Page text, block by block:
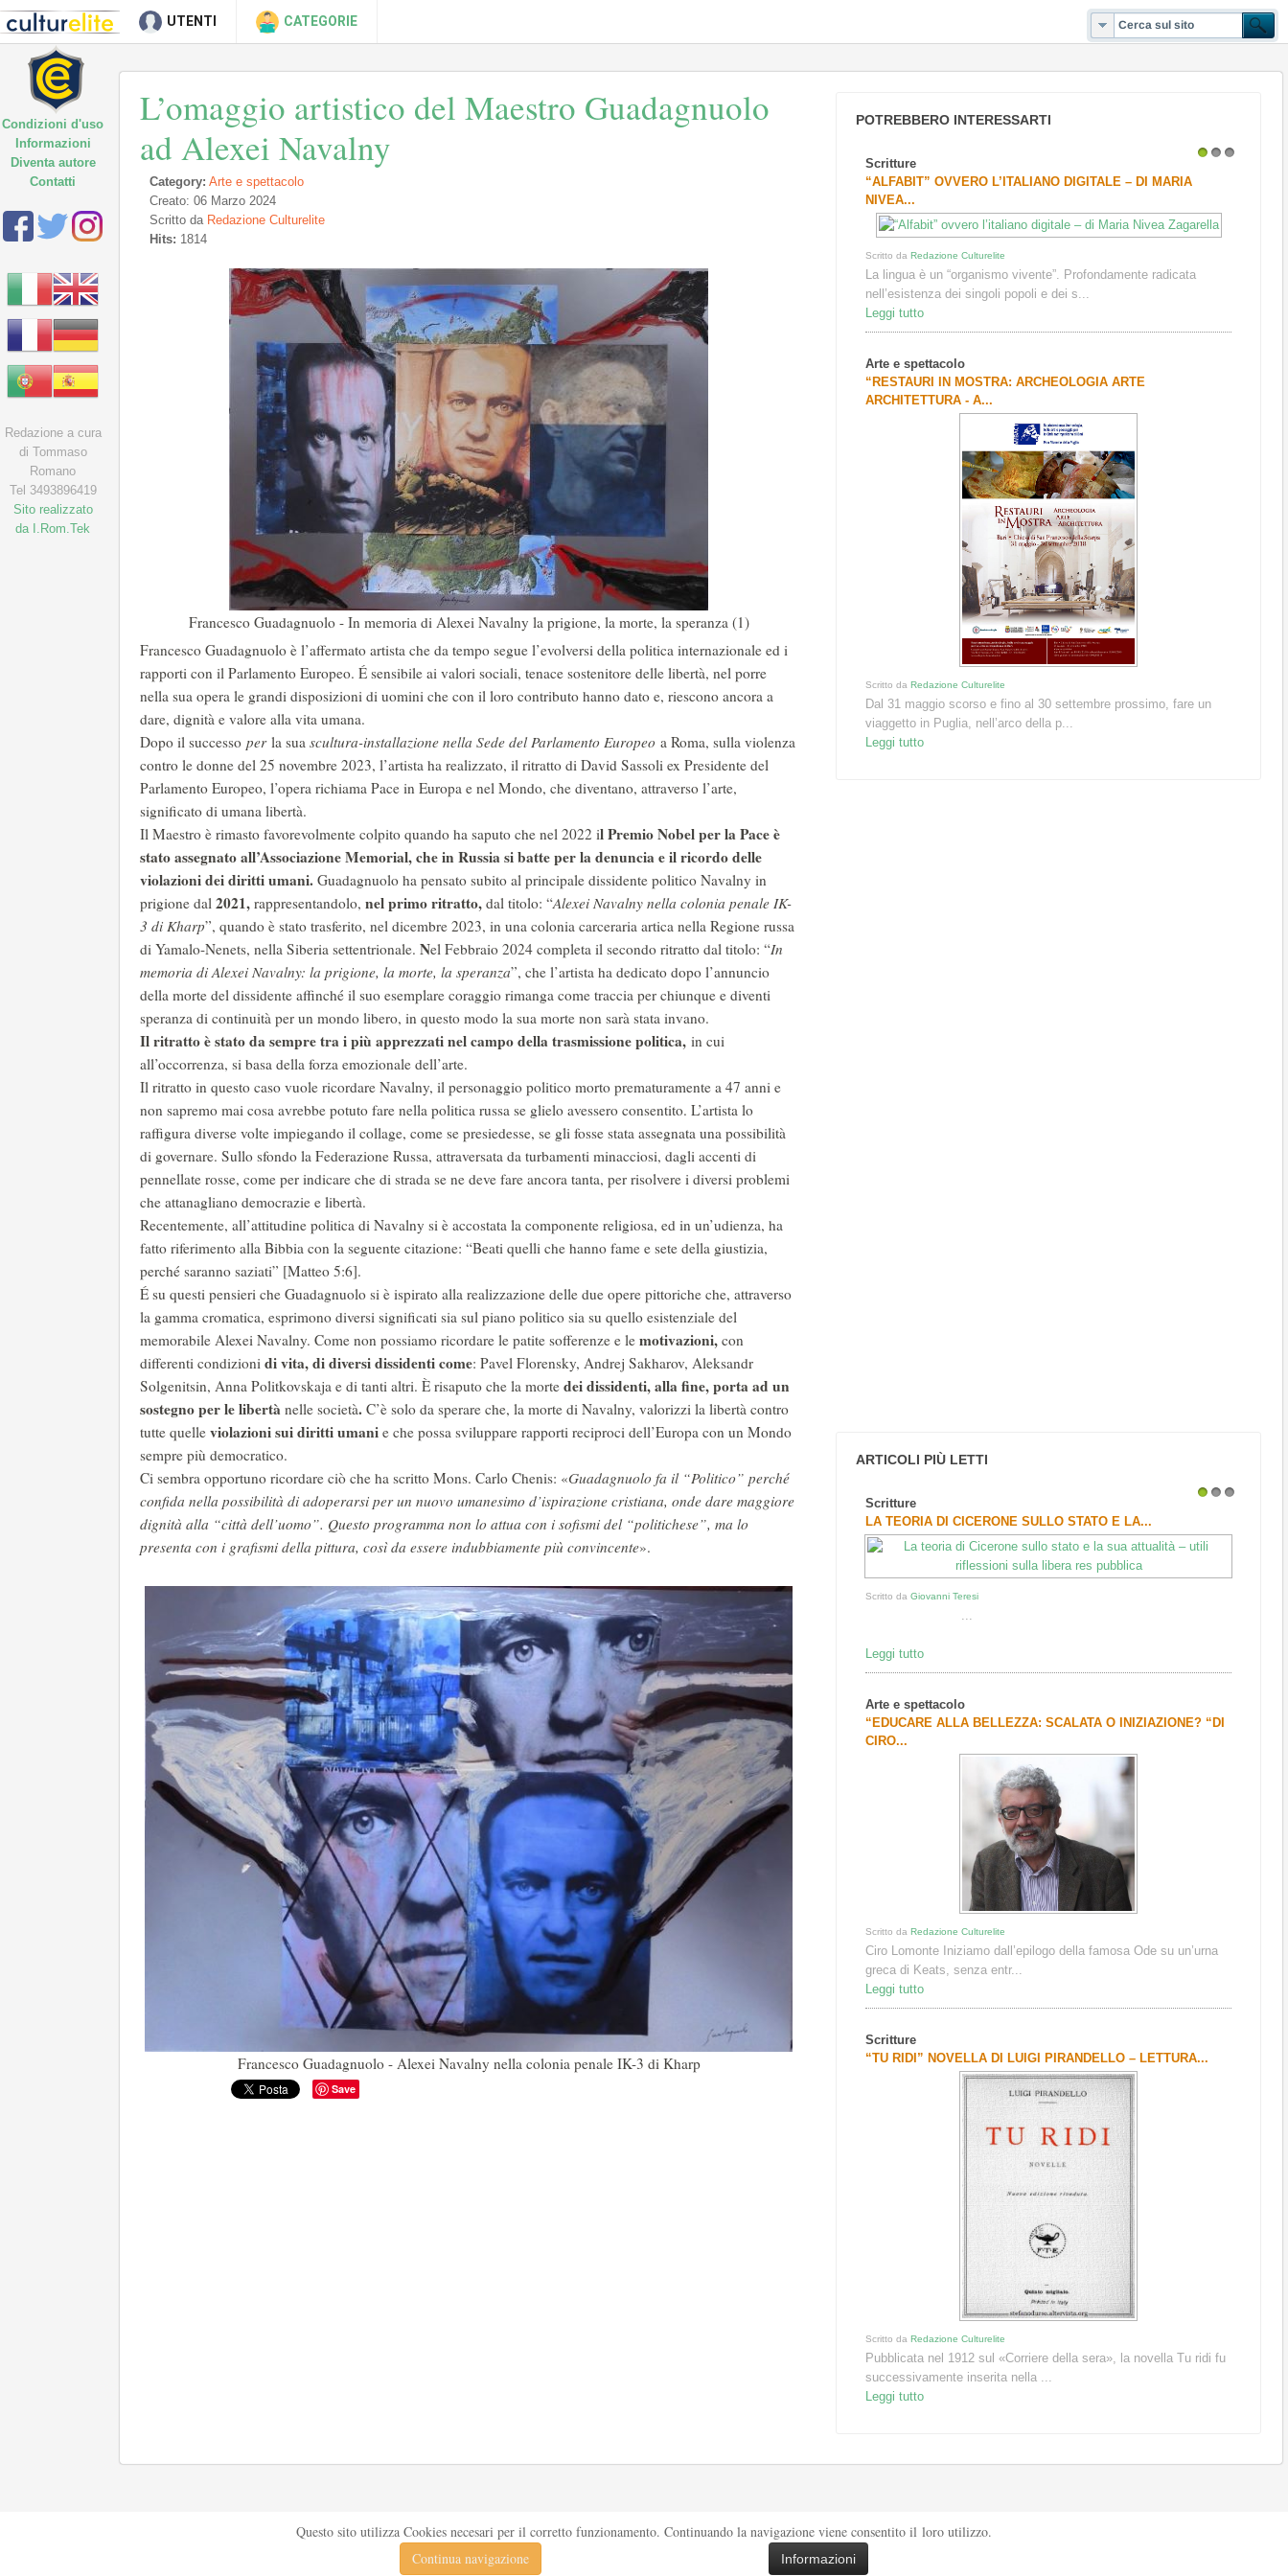
UTENTI CATEGORIE
L’omaggio artistico del Maestro Guadagnuolo
ad Alexei Navalny
Category: Arte e spettacolo
Creato: 06 Marzo 2024
Scritto da Redazione Culturelite
Hits: 1814
Francesco Guadagnuolo - In memoria di Alexei Navalny la prigione, la morte, la speranza (1)
Francesco Guadagnuolo è l’affermato artista che da tempo segue l’evolversi della politica internazionale ed i
rapporti con il Parlamento Europeo. É sensibile ai valori sociali, tenace sostenitore delle libertà, nel porre
nella sua opera le grandi disposizioni di uomini che con il loro contributo hanno dato e, riescono ancora a
dare, dignità e valore alla vita umana.
Dopo il successo perla sua scultura-installazione nella Sede del Parlamento Europeo a Roma, sulla violenza
contro le donne del 25 novembre 2023, l’artista ha realizzato, il ritratto di David Sassoli ex Presidente del
Parlamento Europeo, l’opera richiama Pace in Europa e nel Mondo, che diventano, attraverso l’arte,
significato di umana libertà.
Il Maestro è rimasto favorevolmente colpito quando ha saputo che nel 2022 il Premio Nobel per la Pace è
stato assegnato all’Associazione Memorial, che in Russia si batte per la denuncia e il ricordo delle
violazioni dei diritti umani. Guadagnuolo ha pensato subito al principale dissidente politico Navalny in
prigione dal 2021, rappresentandolo, nel primo ritratto, dal titolo: “Alexei Navalny nella colonia penale IK-
3 di Kharp”, quando è stato trasferito, nel dicembre 2023, in una colonia carceraria artica nella Regione russa
di Yamalo-Nenets, nella Siberia settentrionale. Nel Febbraio 2024 completa il secondo ritratto dal titolo: “In
memoria diAlexei Navalny: la prigione, la morte, la speranza”, che l’artista ha dedicato dopo l’annuncio
della morte del dissidente affinché il suo esemplare coraggio rimanga come traccia per chiunque e diventi
speranza di continuità per un mondo libero, in questo modo la sua morte non sarà stata invano.
Il ritratto è stato da sempre tra i più apprezzati nel campo della trasmissione politica, in cui
all’occorrenza, si basa della forza emozionale dell’arte.
Il ritratto in questo caso vuole ricordare Navalny, il personaggio politico morto prematuramente a 47 anni e
non sapremo mai cosa avrebbe potuto fare nella politica russa se glielo avessero consentito. L’artista lo
raffigura diverse volte impiegando il collage, come se presiedesse, se gli fosse stata assegnata una possibilità
di governare. Sullo sfondo la Federazione Russa, attraversata da turbamenti minacciosi, dagli accenti di
pennellate rosse, come per indicare che di strada se ne deve fare ancora tanta, per risolvere i diversi problemi
che attanagliano democrazie e libertà.
Recentemente, all’attitudine politica di Navalny si è accostata la componente religiosa, ed in un’udienza, ha
fatto riferimento alla Bibbia con la seguente citazione: “Beati quelli che hanno fame e sete della giustizia,
perché saranno saziati” [Matteo 5:6].
É su questi pensieri che Guadagnuolo si è ispirato alla realizzazione delle due opere pittoriche che, attraverso
la gamma cromatica, esprimono diversi significati sia sul piano politico sia su quello esistenziale del
memorabile Alexei Navalny. Come non possiamo ricordare le patite sofferenze e le motivazioni, con
differenti condizioni di vita, di diversi dissidenti come: Pavel Florensky, Andrej Sakharov, Aleksandr
Solgenitsin, Anna Politkovskaja e di tanti altri. È risaputo che la morte dei dissidenti, alla fine, porta ad un
sostegno per le libertà nelle società. C’è solo da sperare che, la morte di Navalny, valorizzi la libertà contro
tutte quelle violazioni sui diritti umani e che possa sviluppare rapporti reciproci dell’Europa con un Mondo
sempre più democratico.
Ci sembra opportuno ricordare ciò che ha scritto Mons. Carlo Chenis: «Guadagnuolo fa il “Politico” perché
confida nella possibilità di adoperarsi per un nuovo umanesimo d’ispirazione cristiana, onde dare maggiore
dignità alla “città dell’uomo”. Questo programma non lo attua con i sofismi del “politichese”, ma lo
presenta con i grafismi della pittura, così da essere indubbiamente più convincente».
Francesco Guadagnuolo - Alexei Navalny nella colonia penale IK-3 di Kharp
Save
POTREBBERO INTERESSARTI
Scritture
“ALFABIT” OVVERO L’ITALIANO DIGITALE – DI MARIA
NIVEA...
Scritto daRedazione Culturelite
La lingua è un “organismo vivente”. Profondamente radicata
nell’esistenza dei singoli popoli e dei s...
Leggi tutto
Arte e spettacolo
“RESTAURI IN MOSTRA: ARCHEOLOGIA ARTE
ARCHITETTURA - A...
Scritto da Redazione Culturelite
Dal 31 maggio scorso e fino al 30 settembre prossimo, fare un
viaggetto in Puglia, nell’arco della p...
Leggi tutto
ARTICOLI PIÙ LETTI
Scritture
LA TEORIA DI CICERONE SULLO STATO E LA...
Scritto daGiovanni Teresi
...
Leggi tutto
Arte e spettacolo
“EDUCARE ALLA BELLEZZA: SCALATA O INIZIAZIONE? “DI
CIRO...
Scritto daRedazione Culturelite
Ciro Lomonte Iniziamo dall’epilogo della famosa Ode su un’urna
greca di Keats, senza entr...
Leggi tutto
Scritture
“TU RIDI” NOVELLA DI LUIGI PIRANDELLO – LETTURA...
Scritto daRedazione Culturelite
Pubblicata nel 1912 sul «Corriere della sera», la novella Tu ridi fu
successivamente inserita nella ...
Leggi tutto
Condizioni d'uso
Informazioni
Diventa autore
Contatti
Redazione a cura
di Tommaso
Romano
Tel 3493896419
Sito realizzato
da I.Rom.Tek
Questo sito utilizza Cookies necesari per il corretto funzionamento. Continuando la navigazione viene consentito il loro utilizzo.
Continua navigazione
Informazioni